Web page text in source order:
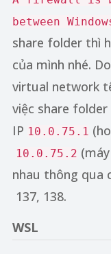
between
share folder thì
của mình nhé.
virtual network
việc share
IP 10.0.75.1
10.0.75.2
nhau thông qua
137, 138.
WSL